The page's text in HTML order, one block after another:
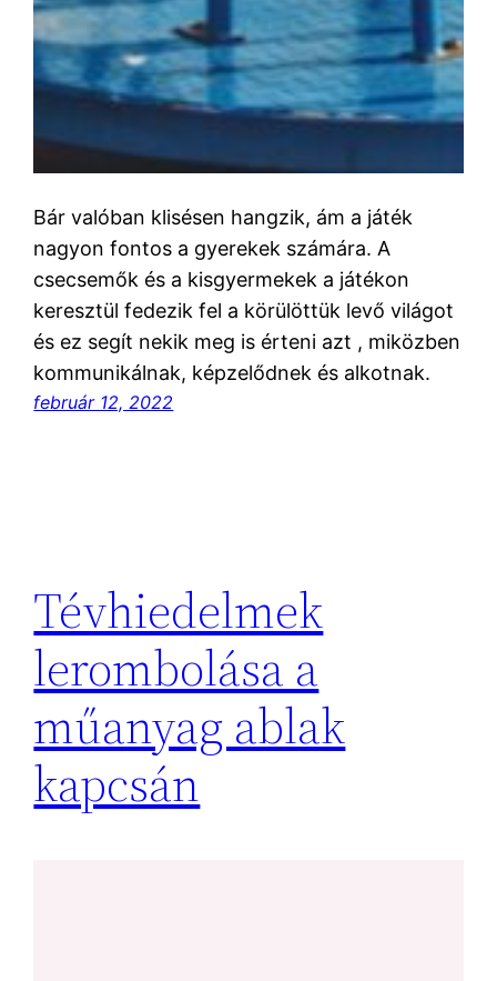
Bár valóban klisésen hangzik, ám a játék
nagyon fontos a gyerekek számára. A
csecsemők és a kisgyermekek a játékon
keresztül fedezik fel a körülöttük levő világot
és ez segít nekik meg is érteni azt , miközben
kommunikálnak, képzelődnek és alkotnak.
február 12, 2022
Tévhiedelmek
lerombolása a
műanyag ablak
kapcsán